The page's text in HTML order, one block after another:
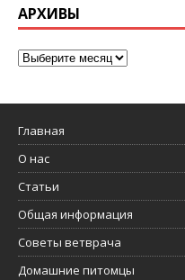
АРХИВЫ
Главная
О нас
Статьи
Общая информация
Советы ветврача
Домашние питомцы